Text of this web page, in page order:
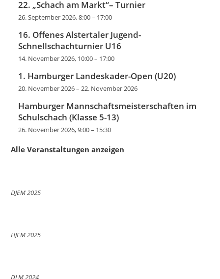
22. „Schach am Markt“– Turnier
26. September 2026, 8:00– 17:00
16. Offenes Alstertaler Jugend-
Schnellschachturnier U16
14. November 2026, 10:00– 17:00
1. Hamburger Landeskader-Open (U20)
20. November 2026–22. November 2026
Hamburger Mannschaftsmeisterschaften im
Schulschach (Klasse 5-13)
26. November 2026, 9:00– 15:30
Alle Veranstaltungen anzeigen
DJEM 2025
HJEM 2025
DLM 2024